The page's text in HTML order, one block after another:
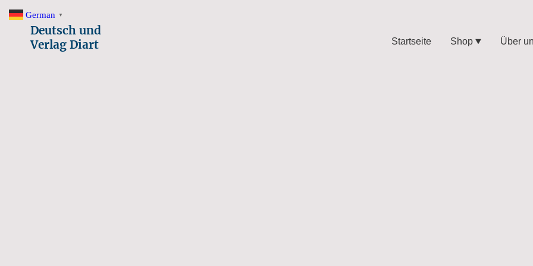
Deutsch und
Verlag Diart
Startseite Shop Über
German ▼